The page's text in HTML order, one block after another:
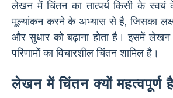
लेखन में चिंतन का तात्पर्य किसी के
मूल्यांकन करने के अभ्यास से है, जिसका
और सुधार को बढ़ाना होता है। इसमें लेखन
परिणामों का विचारशील चिंतन शामिल है।
लेखन में चिंतन क्यों महत्वपूर्ण